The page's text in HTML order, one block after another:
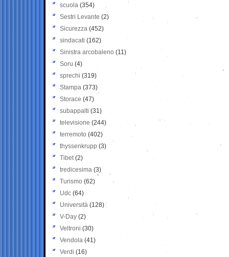
scuola (354)
Sestri Levante (2)
Sicurezza (452)
sindacati (162)
Sinistra arcobaleno (11)
Soru (4)
sprechi (319)
Stampa (373)
Storace (47)
subappalti (31)
televisione(244)
terremoto (402)
thyssenkrupp (3)
Tibet(2)
tredicesima (3)
Turismo (62)
Udc (64)
Università (128)
V-Day (2)
Veltroni (30)
Vendola (41)
Verdi (16)